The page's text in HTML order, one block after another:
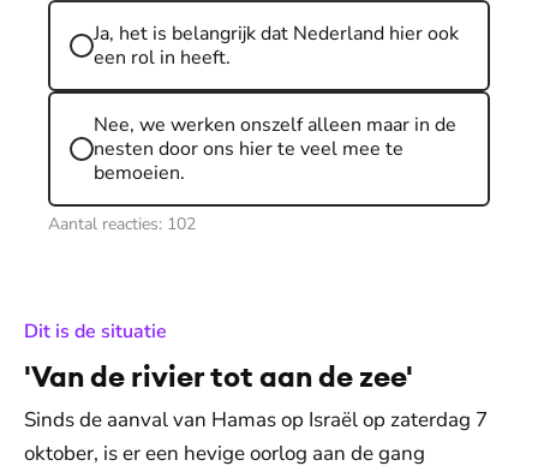
Ja, het is belangrijk dat Nederland hier ook
een rol in heeft.
Nee, we werken onszelf alleen maar in de
nesten door ons hier te veel mee te
bemoeien.
Aantal reacties: 102
Dit is de situatie
'Van de rivier tot aan de zee'
Sinds de aanval van Hamas op Israël op zaterdag 7
oktober, is er een hevige oorlog aan de gang